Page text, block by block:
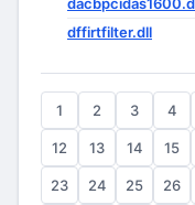
dffirtfilter.dll
1 2 3 4
12 13 14 15
23 24 25 26